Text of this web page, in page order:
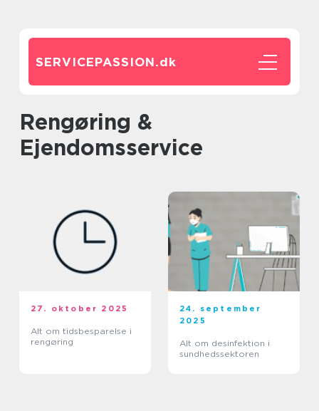
SERVICEPASSION.dk
Rengøring &
Ejendomsservice
27. oktober 2025
Alt om tidsbesparelse i
rengøring
24. september
2025
Alt om desinfektion i
sundhedssektoren